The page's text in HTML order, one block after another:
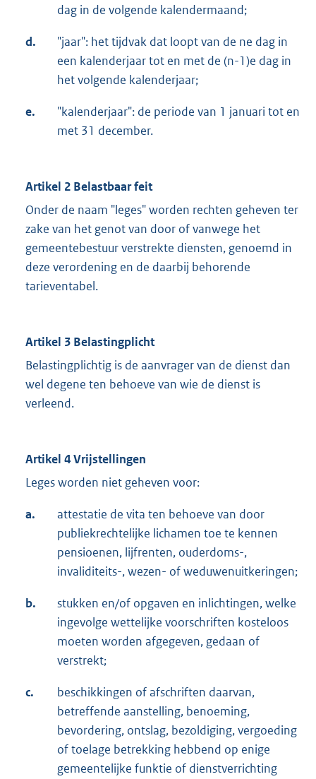
dag in de volgende kalendermaand;
d.
"jaar": het tijdvak dat loopt van de ne dag in
een kalenderjaar tot en met de (n-1)e dag in
het volgende kalenderjaar;
e.
"kalenderjaar": de periode van 1 januari tot en
met 31 december.
Artikel 2 Belastbaar feit
Onder de naam "leges" worden rechten geheven ter
zake van het genot van door of vanwege het
gemeentebestuur verstrekte diensten, genoemd in
deze verordening en de daarbij behorende
tarieventabel.
Artikel 3 Belastingplicht
Belastingplichtig is de aanvrager van de dienst dan
wel degene ten behoeve van wie de dienst is
verleend.
Artikel 4 Vrijstellingen
Leges worden niet geheven voor:
a.
attestatie de vita ten behoeve van door
publiekrechtelijke lichamen toe te kennen
pensioenen, lijfrenten, ouderdoms-,
invaliditeits-, wezen- of weduwenuitkeringen;
b.
stukken en/of opgaven en inlichtingen, welke
ingevolge wettelijke voorschriften kosteloos
moeten worden afgegeven, gedaan of
verstrekt;
c.
beschikkingen of afschriften daarvan,
betreffende aanstelling, benoeming,
bevordering, ontslag, bezoldiging, vergoeding
of toelage betrekking hebbend op enige
gemeentelijke funktie of dienstverrichting